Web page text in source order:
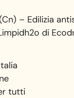
– Edilizia
di
tutti